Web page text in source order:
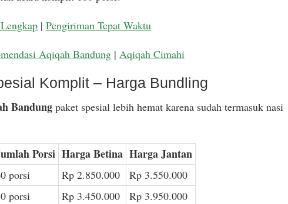
|Pengiriman Tepat Waktu
Aqiqah Bandung| Aqiqah Cimahi
Komplit – Harga Bundling
Bandungpaket spesial lebih hemat karena sudah termasuk nasi
Porsi Harga Betina Harga Jantan
porsi Rp 2.850.000
Rp 3.550.000
porsi Rp 3.450.000
Rp 3.950.000